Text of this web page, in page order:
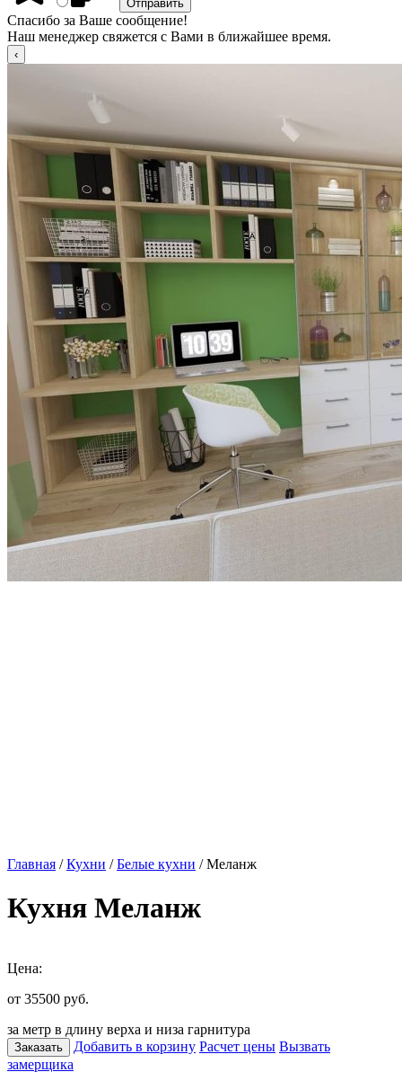
Спасибо за Ваше сообщение!
Наш менеджер свяжется с Вами в ближайшее время.
Главная /Кухни /Белые кухни / Меланж
Кухня Меланж
Цена:
от 35500 руб.
за метр в длину верха и низа гарнитура
Заказать Добавить в корзину Расчет цены Вызвать
замерщика